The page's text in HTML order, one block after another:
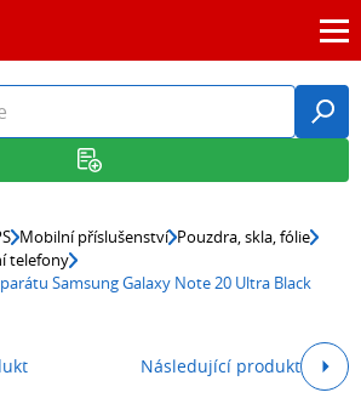
Mobilní příslušenství Pouzdra, skla, fólie
telefony
Samsung Galaxy Note 20 Ultra Black
Následující produkt